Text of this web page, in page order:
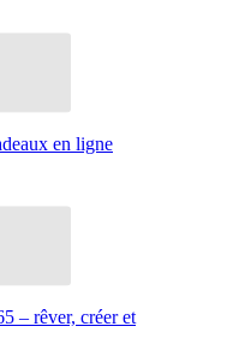
en ligne
– rêver, créer et